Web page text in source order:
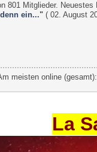
801 Mitglieder.
ein..." ( 02. August
meisten online
La